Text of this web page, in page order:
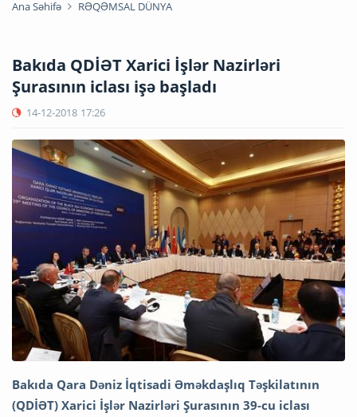
Ana Səhifə RƏQƏMSAL DÜNYA
Bakıda QDİƏT Xarici İşlər Nazirləri
Şurasının iclası işə başladı
14-12-2018 17:26
Bakıda Qara Dəniz İqtisadi Əməkdaşlıq Təşkilatının
(QDİƏT) Xarici İşlər Nazirləri Şurasının 39-cu iclası